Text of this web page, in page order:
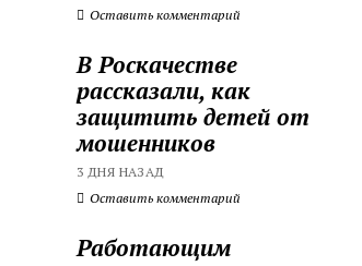
Оставить комментарий
В Роскачестве
рассказали, как
защитить детей от
мошенников
3 ДНЯ НАЗАД
Оставить комментарий
Работающим